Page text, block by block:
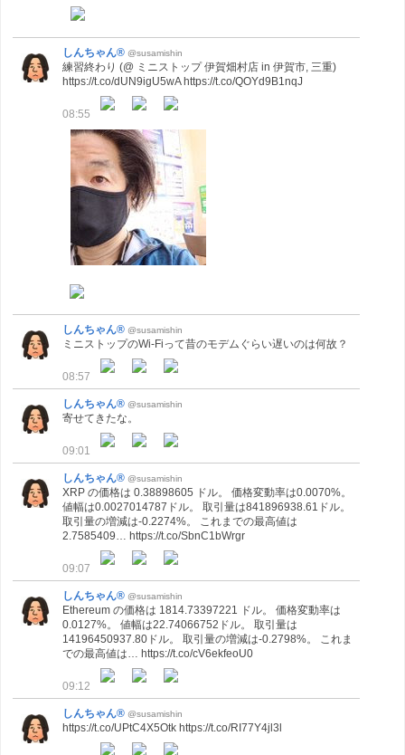
しんちゃん® @susamishin
練習終わり (@ ミニストップ 伊賀畑村店 in 伊賀市, 三重)
https://t.co/dUN9igU5wA https://t.co/QOYd9B1nqJ
08:55
しんちゃん® @susamishin
ミニストップのWi-Fiって昔のモデムぐらい遅いのは何故？
08:57
しんちゃん® @susamishin
寄せてきたな。
09:01
しんちゃん® @susamishin
XRP の価格は 0.38898605 ドル。 価格変動率は0.0070%。
値幅は0.0027014787ドル。 取引量は841896938.61ドル。
取引量の増減は-0.2274%。 これまでの最高値は
2.7585409… https://t.co/SbnC1bWrgr
09:07
しんちゃん® @susamishin
Ethereum の価格は 1814.73397221 ドル。 価格変動率は
0.0127%。 値幅は22.74066752ドル。 取引量は
14196450937.80ドル。 取引量の増減は-0.2798%。 これま
での最高値は… https://t.co/cV6ekfeoU0
09:12
しんちゃん® @susamishin
https://t.co/UPtC4X5Otk https://t.co/RI77Y4jl3l